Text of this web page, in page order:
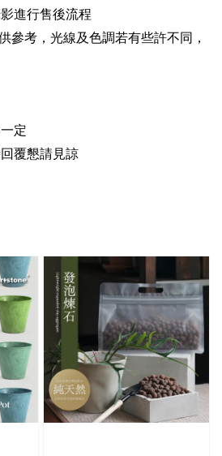
進行售後流程
參考，光線及色調若有些許不同，
定
覆懇請見諒